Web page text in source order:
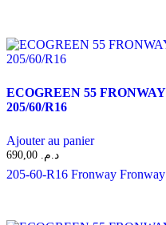
ECOGREEN 55 FRONWAY
205/60/R16
Ajouter au panier
د.م.
205-60-R16 Fronway Fronway